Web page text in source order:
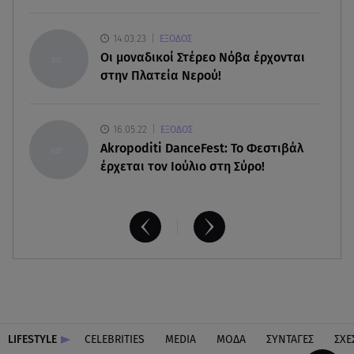
14.03.23 ΕΞΟΔΟΣ
Οι μοναδικοί Στέρεο Νόβα έρχονται
στην Πλατεία Νερού!
16.05.22 ΕΞΟΔΟΣ
Akropoditi DanceFest: Το Φεστιβάλ
έρχεται τον Ιούλιο στη Σύρο!
LIFESTYLE CELEBRITIES MEDIA ΜΟΔΑ ΣΥΝΤΑΓΕΣ